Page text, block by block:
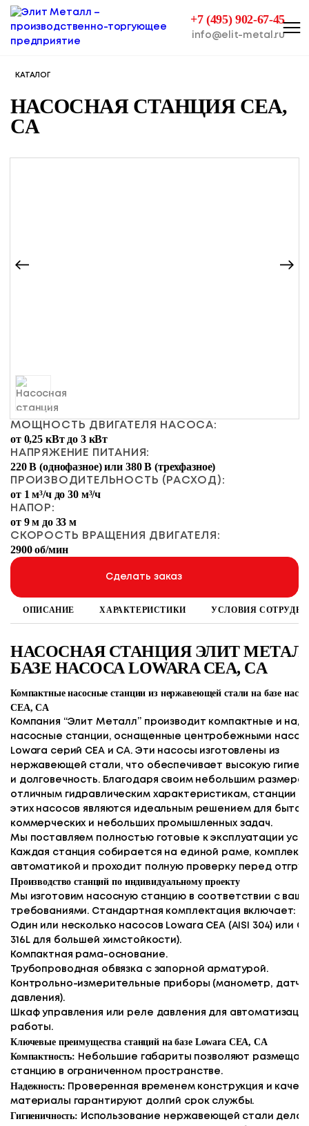
+7 (495) 902-67-45
info@elit-metal.ru
КАТАЛОГ
НАСОСНАЯ СТАНЦИЯ CEA,
CA
МОЩНОСТЬ ДВИГАТЕЛЯ НАСОСА:
от 0,25 кВт до 3 кВт
НАПРЯЖЕНИЕ ПИТАНИЯ:
220 В (однофазное) или 380 В (трехфазное)
ПРОИЗВОДИТЕЛЬНОСТЬ (РАСХОД):
от 1 м³/ч до 30 м³/ч
НАПОР:
от 9 м до 33 м
СКОРОСТЬ ВРАЩЕНИЯ ДВИГАТЕЛЯ:
2900 об/мин
Сделать заказ
ОПИСАНИЕ ХАРАКТЕРИСТИКИ УСЛОВИЯ
НАСОСНАЯ СТАНЦИЯ ЭЛИТ
БАЗЕ НАСОСА LOWARA CEA, CA
Компактные насосные станции из нержавеющей стали на базе
CEA, CA
Компания “Элит Металл” производит компактные и
насосные станции, оснащенные центробежными
Lowara серий CEA и CA. Эти насосы изготовлены из
нержавеющей стали, что обеспечивает высокую
и долговечность. Благодаря своим небольшим
отличным гидравлическим характеристикам, станции
этих насосов являются идеальным решением для
коммерческих и небольших промышленных задач.
Мы поставляем полностью готовые к эксплуатации
Каждая станция собирается на единой раме,
автоматикой и проходит полную проверку перед
Производство станций по индивидуальному проекту
Мы изготовим насосную станцию в соответствии с
требованиями. Стандартная комплектация включает:
Один или несколько насосов Lowara CEA (AISI 304) или
316L для большей химстойкости).
Компактная рама-основание.
Трубопроводная обвязка с запорной арматурой.
Контрольно-измерительные приборы (манометр,
давления).
Шкаф управления или реле давления для
работы.
Ключевые преимущества станций на базе Lowara CEA, CA
Компактность: Небольшие габариты позволяют
станцию в ограниченном пространстве.
Надежность: Проверенная временем конструкция и
материалы гарантируют долгий срок службы.
Гигиеничность: Использование нержавеющей стали